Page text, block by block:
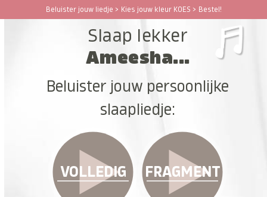
Beluister jouw liedje > Kies jouw kleur KOES > Bestel!
Open
Close
Slaap lekker
Ameesha...
Beluister jouw persoonlijke
slaapliedje:
VOLLEDIG FRAGMENT